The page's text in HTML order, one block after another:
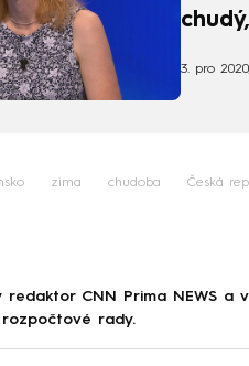
3. pro
zima chudoba Česká
redaktor CNN Prima NEWS a
rady.